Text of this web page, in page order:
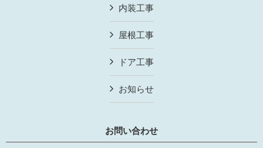
内装工事
屋根工事
ドア工事
お知らせ
お問い合わせ